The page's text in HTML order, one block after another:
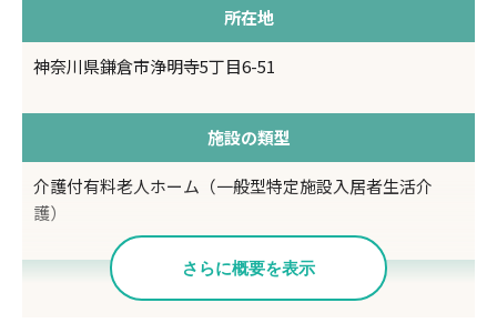
所在地
神奈川県鎌倉市浄明寺5丁目6-51
施設の類型
介護付有料老人ホーム（一般型特定施設入居者生活介
護）
入居要件
さらに概要を表示